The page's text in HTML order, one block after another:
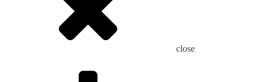
close